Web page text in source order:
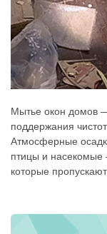
Мытье окон домов
поддержания
Атмосферные
птицы и насекомые
которые